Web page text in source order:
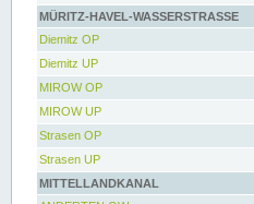
MÜRITZ-HAVEL-WASSERSTRASSE
Diemitz OP
Diemitz UP
MIROW OP
MIROW UP
Strasen OP
Strasen UP
MITTELLANDKANAL